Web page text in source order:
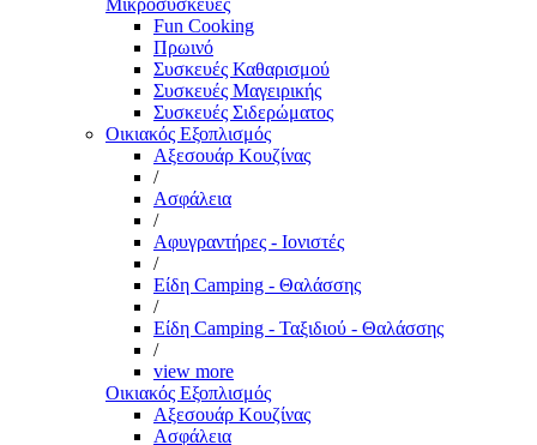
Μικροσυσκευές
Fun Cooking
Πρωινό
Συσκευές Καθαρισμού
Συσκευές Μαγειρικής
Συσκευές Σιδερώματος
Οικιακός Εξοπλισμός
Αξεσουάρ Κουζίνας
/
Ασφάλεια
/
Αφυγραντήρες - Ιονιστές
/
Είδη Camping - Θαλάσσης
/
Είδη Camping - Ταξιδιού - Θαλάσσης
/
view more
Οικιακός Εξοπλισμός
Αξεσουάρ Κουζίνας
Ασφάλεια